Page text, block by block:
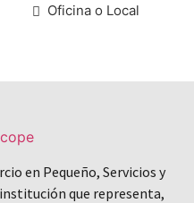
Oficina o Local
en Pequeño, Servicios y
institución que representa,